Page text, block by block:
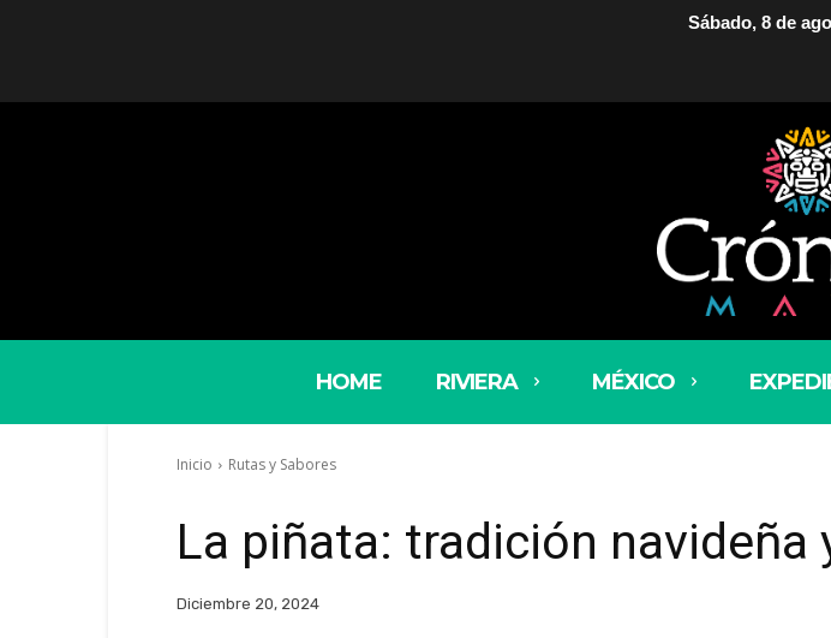
Sábado, 8 de
HOME RIVIERA MÉXICO
Inicio Rutas y Sabores
La piñata: tradición
Diciembre 20, 2024